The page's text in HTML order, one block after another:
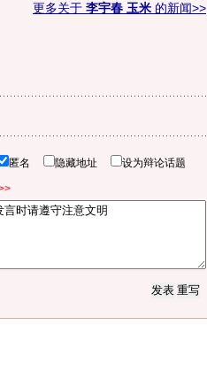
更多关于 李宇春 玉米 的新闻>>
匿名 隐藏地址 设为辩论话题